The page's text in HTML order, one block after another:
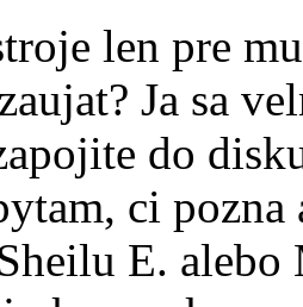
len pre
Ja sa
do
ci
E.